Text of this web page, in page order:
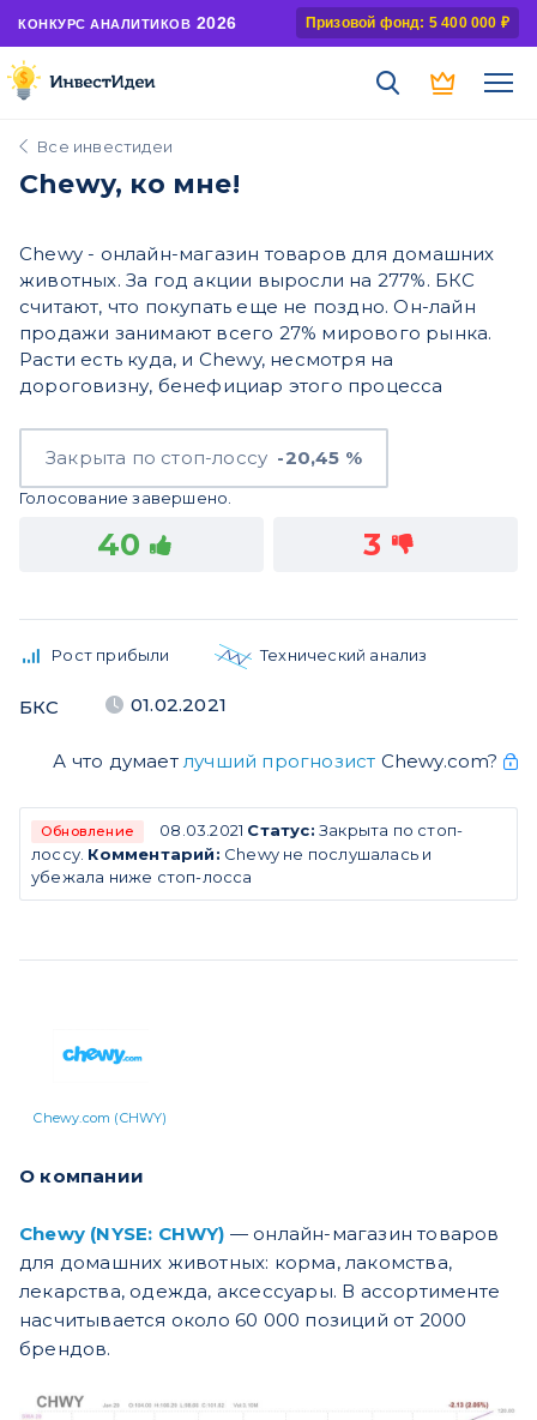
КОНКУРС АНАЛИТИКОВ 2026 Призовой фонд: 5 400 000 ₽
Все инвестидеи
Chewy, ко мне!
Chewy - онлайн-магазин товаров для домашних
животных. За год акции выросли на 277%. БКС
считают, что покупать еще не поздно. Он-лайн
продажи занимают всего 27% мирового рынка.
Расти есть куда, и Chewy, несмотря на
дороговизну, бенефициар этого процесса
Закрыта по стоп-лоссу -20,45 %
Голосование завершено.
40 3
Рост прибыли Технический анализ
БКС 01.02.2021
А что думает лучший прогнозист Chewy.com?
Обновление 08.03.2021 Статус: Закрыта по стоп-
лоссу. Комментарий: Chewy не послушалась и
убежала ниже стоп-лосса
Chewy.com (CHWY)
О компании
Chewy (NYSE: CHWY) — онлайн-магазин товаров
для домашних животных: корма, лакомства,
лекарства, одежда, аксессуары. В ассортименте
насчитывается около 60 000 позиций от 2000
брендов.